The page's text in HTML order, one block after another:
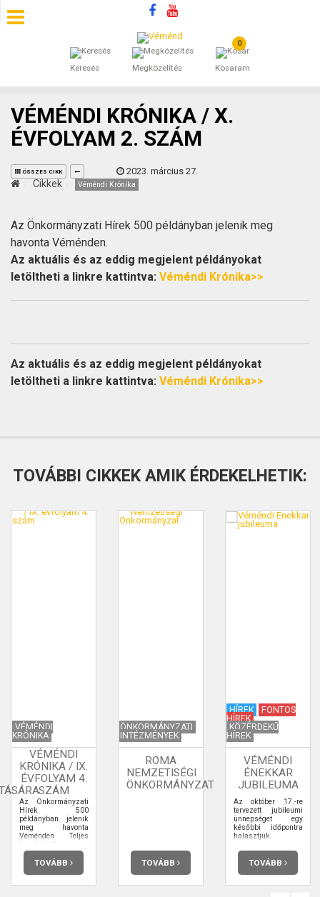
Keresés Megközelítés
0
Kosaram
SZÁLLÁSOK
ÁLTALÁNOS SZERZŐDÉSI FELTÉTELEK
KINCSES BARANYA VÉMÉND
VÉMÉNDI KRÓNIKA / X.
ÉVFOLYAM 2. SZÁM
ÖSSZES CIKK 2023. március 27.
Cikkek Véméndi Krónika
Az Önkormányzati Hírek 500 példányban jelenik meg
havonta Véménden.
Az aktuális és az eddig megjelent példányokat
letöltheti a linkre kattintva: Véméndi Krónika>>
Az aktuális és az eddig megjelent példányokat
letöltheti a linkre kattintva: Véméndi Krónika>>
TOVÁBBI CIKKEK AMIK ÉRDEKELHETIK:
VÉMÉNDI
KRÓNIKA
VÉMÉNDI
KRÓNIKA / IX.
ÉVFOLYAM 4.
SZÁM
Az Önkormányzati
Hírek 500
példányban jelenik
meg havonta
Véménden. Teljes
terjedelmében
elolvashatja.
TOVÁBB
ÖNKORMÁNYZATI
INTÉZMÉNYEK
ROMA
NEMZETISÉGI
ÖNKORMÁNYZAT
TOVÁBB
HÍREK
FONTOS
HÍREK
KÖZÉRDEKŰ
HÍREK
VÉMÉNDI
ÉNEKKAR
JUBILEUMA
Az október 17.-re
tervezett jubileumi
ünnepséget egy
későbbi időpontra
halasztjuk.
TOVÁBB